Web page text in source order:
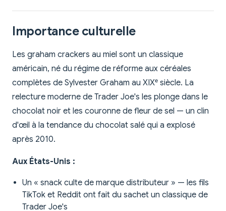
Importance culturelle
Les graham crackers au miel sont un classique
américain, né du régime de réforme aux céréales
complètes de Sylvester Graham au XIXᵉ siècle. La
relecture moderne de Trader Joe's les plonge dans le
chocolat noir et les couronne de fleur de sel — un clin
d'œil à la tendance du chocolat salé qui a explosé
après 2010.
Aux États-Unis :
Un « snack culte de marque distributeur » — les fils
TikTok et Reddit ont fait du sachet un classique de
Trader Joe's